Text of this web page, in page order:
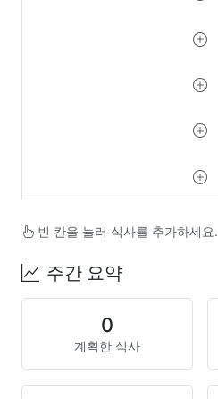
빈 칸을 눌러 식사를 추가하세요.
주간 요약
0
계획한 식사